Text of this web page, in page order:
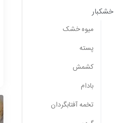
خشکبار
میوه خشک
پسته
کشمش
بادام
تخمه آفتابگردان